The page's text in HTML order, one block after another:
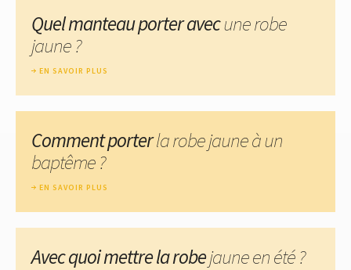
Quel manteau porter avecune robe
jaune ?
EN SAVOIR PLUS
Comment porterla robe jaune à un
baptême ?
EN SAVOIR PLUS
Avec quoi mettre la robejaune en été ?